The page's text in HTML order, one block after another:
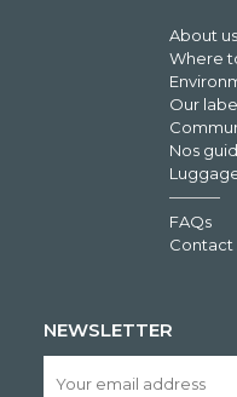
About us
Where
Our
Nos
FAQs
Contact
NEWSLETTER